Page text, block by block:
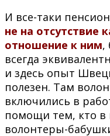
И все-таки
не на отсутствие
отношение к ним,
всегда
и здесь опыт
полезен. Там
включились в
помощи тем, кто в
волонтеры-